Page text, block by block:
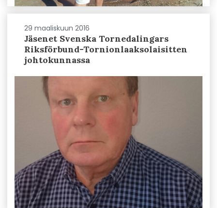
29 maaliskuun 2016
Jäsenet Svenska Tornedalingars
Riksförbund-Tornionlaaksolaisitten
johtokunnassa